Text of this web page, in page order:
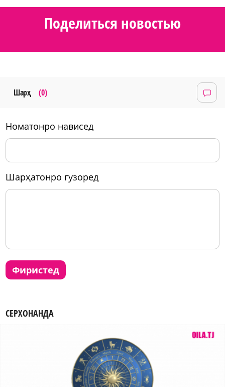
Поделиться новостью
Шарҳ (0)
номатонро нависед
шарҳатонро гузоред
фиристед
СЕРХОНАНДА